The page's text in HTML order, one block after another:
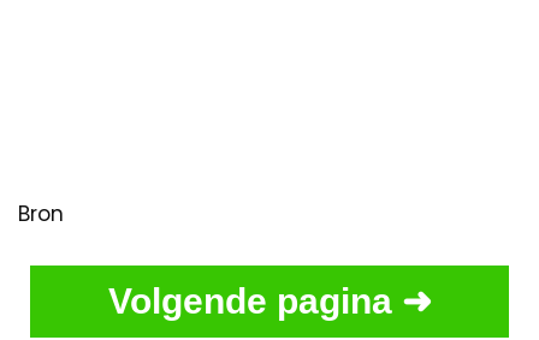
Bron
Volgende pagina ➜